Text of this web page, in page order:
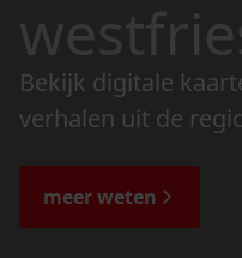
Bekijk digitale
verhalen uit de
de bijzondere
meer weten